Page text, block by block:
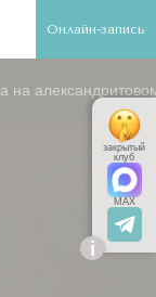
Онлайн-запись
на
i
закрытый
клуб
MAX